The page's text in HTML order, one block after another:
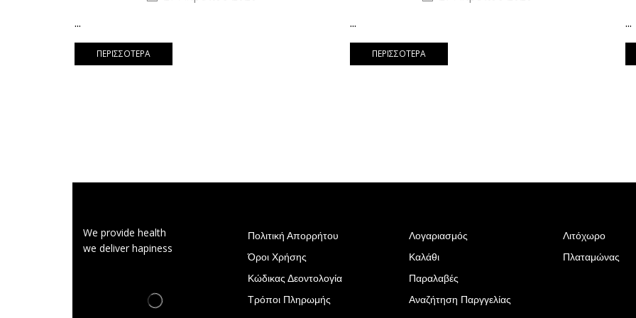
...
ΠΕΡΙΣΣΌΤΕΡΑ
...
ΠΕΡΙΣΣΌΤΕΡΑ
...
We provide health
we deliver hapiness
Πολιτική Απορρήτου
Όροι Χρήσης
Κώδικας Δεοντολογία
Τρόποι Πληρωμής
Λογαριασμός
Καλάθι
Παραλαβές
Αναζήτηση Παργγελίας
Λιτόχωρο
Πλαταμώνας